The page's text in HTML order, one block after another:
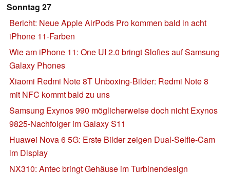
Sonntag 27
Bericht: Neue Apple AirPods Pro kommen bald in acht
iPhone 11-Farben
Wie am iPhone 11: One UI 2.0 bringt Slofies auf Samsung
Galaxy Phones
Xiaomi Redmi Note 8T Unboxing-Bilder: Redmi Note 8
mit NFC kommt bald zu uns
Samsung Exynos 990 möglicherweise doch nicht Exynos
9825-Nachfolger im Galaxy S11
Huawei Nova 6 5G: Erste Bilder zeigen Dual-Selfie-Cam
im Display
NX310: Antec bringt Gehäuse im Turbinendesign